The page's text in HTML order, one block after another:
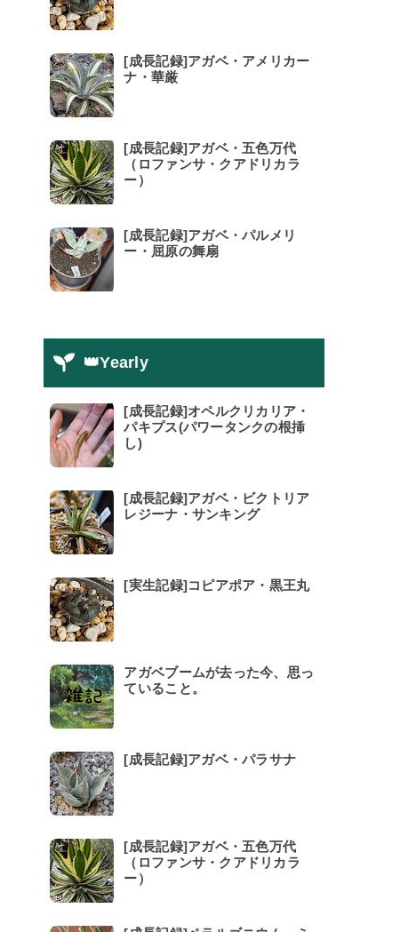
[成長記録]アガベ・アメリカー
ナ・華厳
[成長記録]アガベ・五色万代
（ロファンサ・クアドリカラ
ー）
[成長記録]アガベ・パルメリ
ー・屈原の舞扇
👑Yearly
[成長記録]オペルクリカリア・
パキプス(パワータンクの根挿
し)
[成長記録]アガベ・ビクトリア
レジーナ・サンキング
[実生記録]コピアポア・黒王丸
アガベブームが去った今、思っ
ていること。
[成長記録]アガベ・パラサナ
[成長記録]アガベ・五色万代
（ロファンサ・クアドリカラ
ー）